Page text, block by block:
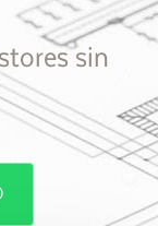
sin